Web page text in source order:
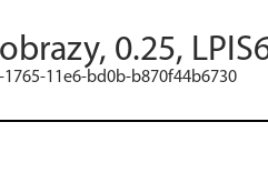
0.25,
1765-11e6-bd0b-b870f44b6730